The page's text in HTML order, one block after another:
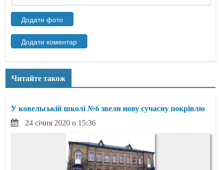
Читайте також
У ковельській школі №6 звели нову сучасну покрівлю
24 січня 2020 о 15:36